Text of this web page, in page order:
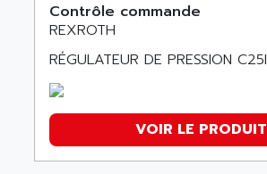
Contrôle commande
REXROTH
RÉGULATEUR DE PRESSION C25I
VOIR LE PRODUIT